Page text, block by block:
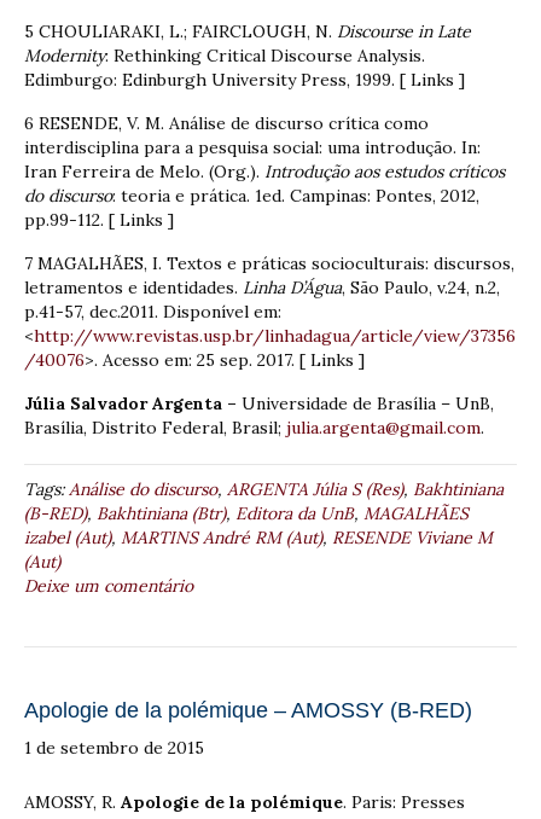
5 CHOULIARAKI, L.; FAIRCLOUGH, N. Discourse in Late
Modernity: Rethinking Critical Discourse Analysis.
Edimburgo: Edinburgh University Press, 1999. [ Links ]
6 RESENDE, V. M. Análise de discurso crítica como
interdisciplina para a pesquisa social: uma introdução. In:
Iran Ferreira de Melo. (Org.). Introdução aos estudos críticos
do discurso: teoria e prática. 1ed. Campinas: Pontes, 2012,
pp.99-112. [ Links ]
7 MAGALHÃES, I. Textos e práticas socioculturais: discursos,
letramentos e identidades. Linha D’Água, São Paulo, v.24, n.2,
p.41-57, dec.2011. Disponível em:
<http://www.revistas.usp.br/linhadagua/article/view/37356
/40076>. Acesso em: 25 sep. 2017. [ Links ]
Júlia Salvador Argenta – Universidade de Brasília – UnB,
Brasília, Distrito Federal, Brasil; julia.argenta@gmail.com.
Tags:Análise do discurso, ARGENTA Júlia S (Res), Bakhtiniana
(B-RED), Bakhtiniana (Btr), Editora da UnB, MAGALHÃES
izabel (Aut), MARTINS André RM (Aut), RESENDE Viviane M
(Aut)
Deixe um comentário
Apologie de la polémique – AMOSSY (B-RED)
1 de setembro de 2015
AMOSSY, R. Apologie de la polémique. Paris: Presses